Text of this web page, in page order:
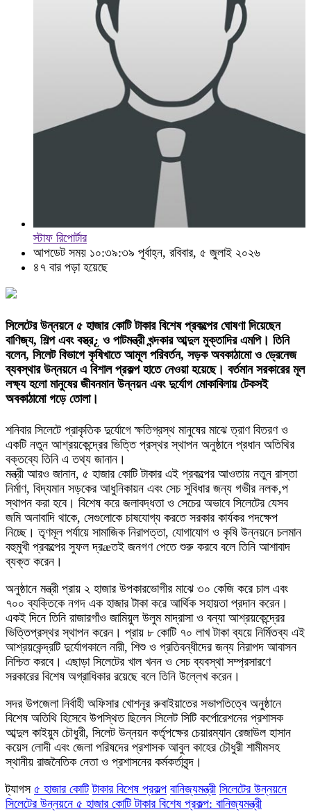
স্টাফ রিপোর্টার
আপডেট সময় ১০:৩৯:৩৯ পূর্বাহ্ন, রবিবার, ৫ জুলাই ২০২৬
৪৭ বার পড়া হয়েছে
সিলেটের উন্নয়নে ৫ হাজার কোটি টাকার বিশেষ প্রকল্পের ঘোষণা দিয়েছেন
বাণিজ্য, শিল্প এবং বস্ত্র¿ ও পাটমন্ত্রী খন্দকার আব্দুল মুক্তাদির এমপি। তিনি
বলেন, সিলেট বিভাগে কৃষিখাতে আমূল পরিবর্তন, সড়ক অবকাঠামো ও ড্রেনেজ
ব্যবস্থার উন্নয়নে এ বিশাল প্রকল্প হাতে নেওয়া হয়েছে। বর্তমান সরকারের মূল
লক্ষ্য হলো মানুষের জীবনমান উন্নয়ন এবং দুর্যোগ মোকাবিলায় টেকসই
অবকাঠামো গড়ে তোলা।
শনিবার সিলেটে প্রাকৃতিক দুর্যোগে ক্ষতিগ্রস্থ মানুষের মাঝে ত্রাণ বিতরণ ও
একটি নতুন আশ্রয়কেন্দ্রের ভিত্তি প্রস্থর স্থাপন অনুষ্ঠানে প্রধান অতিথির
বক্তব্যে তিনি এ তথ্য জানান।
মন্ত্রী আরও জানান, ৫ হাজার কোটি টাকার এই প্রকল্পের আওতায় নতুন রাস্তা
নির্মাণ, বিদ্যমান সড়কের আধুনিকায়ন এবং সেচ সুবিধার জন্য গভীর নলক‚প
স্থাপন করা হবে। বিশেষ করে জলাবদ্ধতা ও সেচের অভাবে সিলেটের যেসব
জমি অনাবাদি থাকে, সেগুলোকে চাষযোগ্য করতে সরকার কার্যকর পদক্ষেপ
নিচ্ছে। তৃণমূল পর্যায়ে সামাজিক নিরাপত্তা, যোগাযোগ ও কৃষি উন্নয়নে চলমান
বহুমুখী প্রকল্পের সুফল দ্রæতই জনগণ পেতে শুরু করবে বলে তিনি আশাবাদ
ব্যক্ত করেন।
অনুষ্ঠানে মন্ত্রী প্রায় ২ হাজার উপকারভোগীর মাঝে ৩০ কেজি করে চাল এবং
৭০০ ব্যক্তিকে নগদ এক হাজার টাকা করে আর্থিক সহায়তা প্রদান করেন।
একই দিনে তিনি রাজারগাঁও জামিয়ুল উলুম মাদ্রাসা ও বন্যা আশ্রয়কেন্দ্রের
ভিত্তিপ্রস্থর স্থাপন করেন। প্রায় ৮ কোটি ৭০ লাখ টাকা ব্যয়ে নির্মিতব্য এই
আশ্রয়কেন্দ্রটি দুর্যোগকালে নারী, শিশু ও প্রতিবন্ধীদের জন্য নিরাপদ আবাসন
নিশ্চিত করবে। এছাড়া সিলেটের খাল খনন ও সেচ ব্যবস্থা সম্প্রসারণে
সরকারের বিশেষ অগ্রাধিকার রয়েছে বলে তিনি উল্লেখ করেন।
সদর উপজেলা নির্বাহী অফিসার খোশনূর রুবাইয়াতের সভাপতিত্বে অনুষ্ঠানে
বিশেষ অতিথি হিসেবে উপস্থিত ছিলেন সিলেট সিটি কর্পোরেশনের প্রশাসক
আব্দুল কাইয়ুম চৌধুরী, সিলেট উন্নয়ন কর্তৃপক্ষের চেয়ারম্যান রেজাউল হাসান
কয়েস লোদী এবং জেলা পরিষদের প্রশাসক আবুল কাহের চৌধুরী শামীমসহ
স্থানীয় রাজনৈতিক নেতা ও প্রশাসনের কর্মকর্তাবৃন্দ।
ট্যাগস ৫ হাজার কোটি টাকার বিশেষ প্রকল্প বানিজ্যমন্ত্রী সিলেটের উন্নয়নে
সিলেটের উন্নয়নে ৫ হাজার কোটি টাকার বিশেষ প্রকল্প: বানিজ্যমন্ত্রী